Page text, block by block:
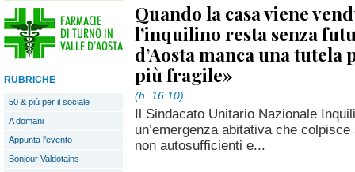
RUBRICHE
50 & più per il sociale
A domani
Appunta l'evento
Bonjour Valdotains
Quando la casa viene
l’inquilino resta senza
d’Aosta manca una tutela
più fragile»
(h. 16:10)
Il Sindacato Unitario Nazionale
un’emergenza abitativa che
non autosufficienti e...